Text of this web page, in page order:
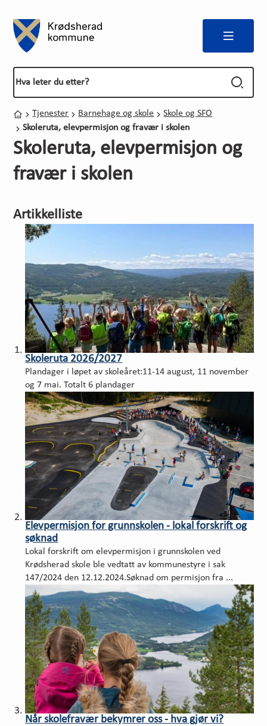
Meny
Du er her:
Hjem
Tjenester Barnehage og skole
Skole og SFO
Skoleruta, elevpermisjon og fravær i skolen
Skoleruta, elevpermisjon og
fravær i skolen
Artikkelliste
Skoleruta 2026/2027
Plandager i løpet av skoleåret:11-14 august, 11 november
og 7 mai. Totalt 6 plandager
Elevpermisjon for grunnskolen - lokal forskrift og
søknad
Lokal forskrift om elevpermisjon i grunnskolen ved
Krødsherad skole ble vedtatt av kommunestyre i sak
147/2024 den 12.12.2024.Søknad om permisjon fra ...
Når skolefravær bekymrer oss - hva gjør vi?